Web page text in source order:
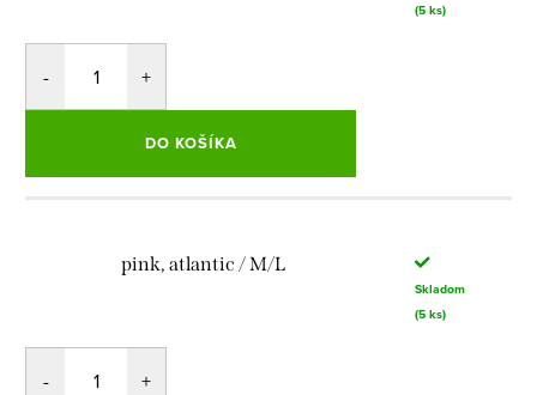
(5 ks)
DO KOŠÍKA
pink, atlantic / M/L
Skladom
(5 ks)